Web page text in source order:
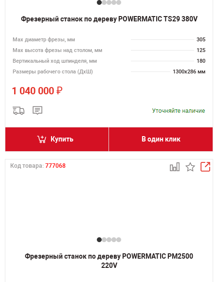
Фрезерный станок по дереву POWERMATIC TS29 380V
Max диаметр фрезы, мм
305
Мах высота фрезы над столом, мм
125
Вертикальный ход шпинделя, мм
180
Размеры рабочего стола (ДхШ)
1300х286 мм
1 040 000 ₽
Купить В один клик
Код товара: 777068
Фрезерный станок по дереву POWERMATIC PM2500
220V